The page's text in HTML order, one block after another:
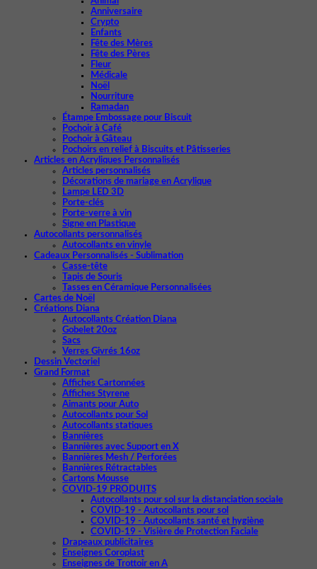
Anniversaire
Crypto
Enfants
Fête des Mères
Fête des Pères
Fleur
Médicale
Noël
Nourriture
Ramadan
Étampe Embossage pour Biscuit
Pochoir à Café
Pochoir à Gâteau
Pochoirs en relief à Biscuits et Pâtisseries
Articles en Acryliques Personnalisés
Articles personnalisés
Décorations de mariage en Acrylique
Lampe LED 3D
Porte-clés
Porte-verre à vin
Signe en Plastique
Autocollants personnalisés
Autocollants en vinyle
Cadeaux Personnalisés - Sublimation
Casse-tête
Tapis de Souris
Tasses en Céramique Personnalisées
Cartes de Noël
Créations Diana
Autocollants Création Diana
Gobelet 20oz
Sacs
Verres Givrés 16oz
Dessin Vectoriel
Grand Format
Affiches Cartonnées
Affiches Styrene
Aimants pour Auto
Autocollants pour Sol
Autocollants statiques
Bannières
Bannières avec Support en X
Bannières Mesh / Perforées
Bannières Rétractables
Cartons Mousse
COVID-19 PRODUITS
Autocollants pour sol sur la distanciation sociale
COVID-19 - Autocollants pour sol
COVID-19 - Autocollants santé et hygiène
COVID-19 - Visière de Protection Faciale
Drapeaux publicitaires
Enseignes Coroplast
Enseignes de Trottoir en A